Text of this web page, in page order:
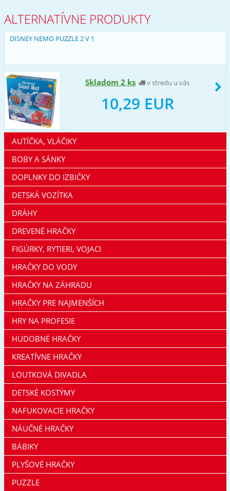
ALTERNATÍVNE PRODUKTY
DISNEY NEMO PUZZLE 2 V 1
Skladom 2 ks v stredu u vás
10,29 EUR
AUTÍČKA, VLÁČIKY
BOBY A SÁNKY
DOPLNKY DO IZBIČKY
DETSKÁ VOZÍTKA
DRÁHY
DREVENÉ HRAČKY
FIGÚRKY, RYTIERI, VOJACI
HRAČKY DO VODY
HRAČKY NA ZÁHRADU
HRAČKY PRE NAJMENŠÍCH
HRY NA PROFESIE
HUDOBNÉ HRAČKY
KREATÍVNE HRAČKY
LOUTKOVÁ DIVADLA
DETSKÉ KOSTÝMY
NAFUKOVACIE HRAČKY
NÁUČNÉ HRAČKY
BÁBIKY
PLYŠOVÉ HRAČKY
PUZZLE